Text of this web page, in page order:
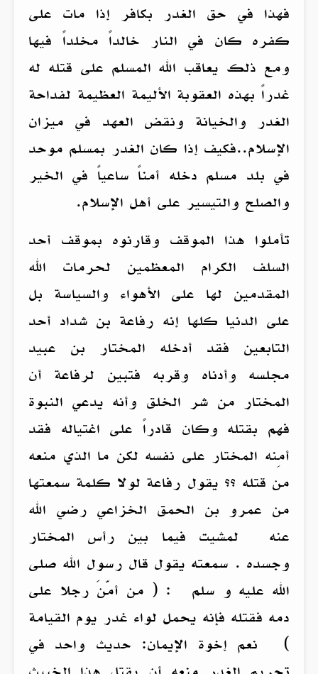
فهذا في حق الغدر بكافر إذا مات على
كفره كان في النار خالداً مخلداً فيها
ومع ذلك يعاقب الله المسلم على قتله له
غدراً بهذه العقوبة الأليمة العظيمة لفداحة
الغدر والخيانة ونقض العهد في ميزان
الإسلام..فكيف إذا كان الغدر بمسلم موحد
في بلد مسلم دخله أمناً ساعياً في الخير
والصلح والتيسير على أهل الإسلام.
تأملوا هذا الموقف وقارنوه بموقف أحد
السلف الكرام المعظمين لحرمات الله
المقدمين لها على الأهواء والسياسة بل
على الدنيا كلها إنه رفاعة بن شداد أحد
التابعين فقد أدخله المختار بن عبيد
مجلسه وأدناه وقربه فتبين لرفاعة أن
المختار من شر الخلق وأنه يدعي النبوة
فهم بقتله وكان قادراً على اغتياله فقد
أمِنه المختار على نفسه لكن ما الذي منعه
من قتله ؟؟ يقول رفاعة لولا كلمة سمعتها
من عمرو بن الحمق الخزاعي رضي الله
عنه لمشيت فيما بين رأس المختار
وجسده . سمعته يقول قال رسول الله صلى
الله عليه و سلم : ( من أمّنَ رجلا على
دمه فقتله فإنه يحمل لواء غدر يوم القيامة
) نعم إخوة الإيمان: حديث واحد في